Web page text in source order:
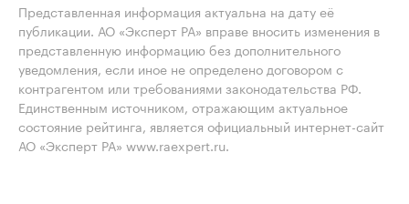
Представленная информация актуальна на дату её
публикации. АО «Эксперт РА» вправе вносить изменения в
представленную информацию без дополнительного
уведомления, если иное не определено договором с
контрагентом или требованиями законодательства РФ.
Единственным источником, отражающим актуальное
состояние рейтинга, является официальный интернет-сайт
АО «Эксперт РА» www.raexpert.ru.